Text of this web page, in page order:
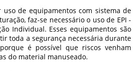
uso de equipamentos com sistema de
faz-se necessário o uso de EPI -
Individual. Esses equipamentos são
toda a segurança necessária durante
é possível que riscos venham
do material manuseado.